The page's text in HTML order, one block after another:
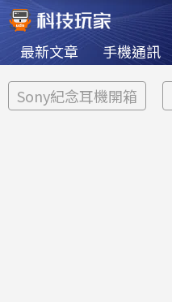
最新文章 手機通訊
Sony紀念耳機開箱